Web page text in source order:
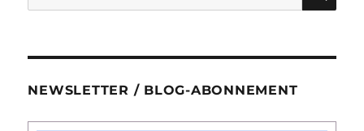
nach:
NEWSLETTER / BLOG-ABONNEMENT